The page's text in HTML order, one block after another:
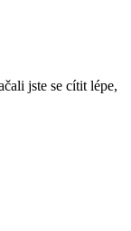
jste se cítit lépe,